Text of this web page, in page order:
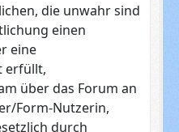
die unwahr sind
einen
eine
erfüllt,
über das Forum an
Form-Nutzerin,
durch